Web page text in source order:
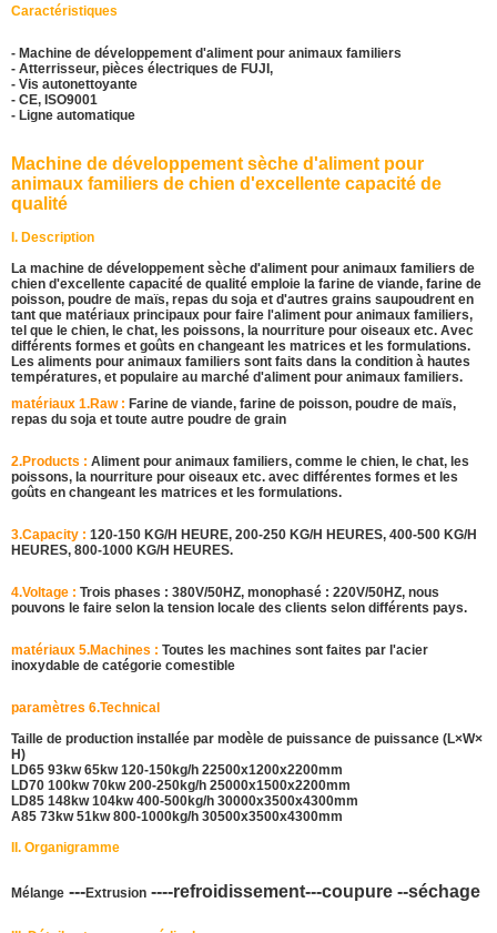
Caractéristiques
- Machine de développement d'aliment pour animaux familiers
- Atterrisseur, pièces électriques de FUJI,
- Vis autonettoyante
- CE, ISO9001
- Ligne automatique
Machine de développement sèche d'aliment pour
animaux familiers de chien d'excellente capacité de
qualité
I. Description
La machine de développement sèche d'aliment pour animaux familiers de
chien d'excellente capacité de qualité emploie la farine de viande, farine de
poisson, poudre de maïs, repas du soja et d'autres grains saupoudrent en
tant que matériaux principaux pour faire l'aliment pour animaux familiers,
tel que le chien, le chat, les poissons, la nourriture pour oiseaux etc. Avec
différents formes et goûts en changeant les matrices et les formulations.
Les aliments pour animaux familiers sont faits dans la condition à hautes
températures, et populaire au marché d'aliment pour animaux familiers.
matériaux 1.Raw : Farine de viande, farine de poisson, poudre de maïs,
repas du soja et toute autre poudre de grain
2.Products : Aliment pour animaux familiers, comme le chien, le chat, les
poissons, la nourriture pour oiseaux etc. avec différentes formes et les
goûts en changeant les matrices et les formulations.
3.Capacity : 120-150 KG/H HEURE, 200-250 KG/H HEURES, 400-500 KG/H
HEURES, 800-1000 KG/H HEURES.
4.Voltage : Trois phases : 380V/50HZ, monophasé : 220V/50HZ, nous
pouvons le faire selon la tension locale des clients selon différents pays.
matériaux 5.Machines : Toutes les machines sont faites par l'acier
inoxydable de catégorie comestible
paramètres 6.Technical
Taille de production installée par modèle de puissance de puissance (L×W×
H)
LD65 93kw 65kw 120-150kg/h 22500x1200x2200mm
LD70 100kw 70kw 200-250kg/h 25000x1500x2200mm
LD85 148kw 104kw 400-500kg/h 30000x3500x4300mm
A85 73kw 51kw 800-1000kg/h 30500x3500x4300mm
II. Organigramme
Mélange ---Extrusion ----refroidissement---coupure --séchage